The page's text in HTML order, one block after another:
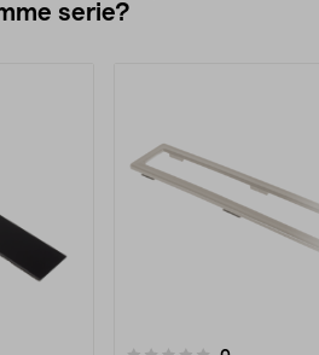
serie?